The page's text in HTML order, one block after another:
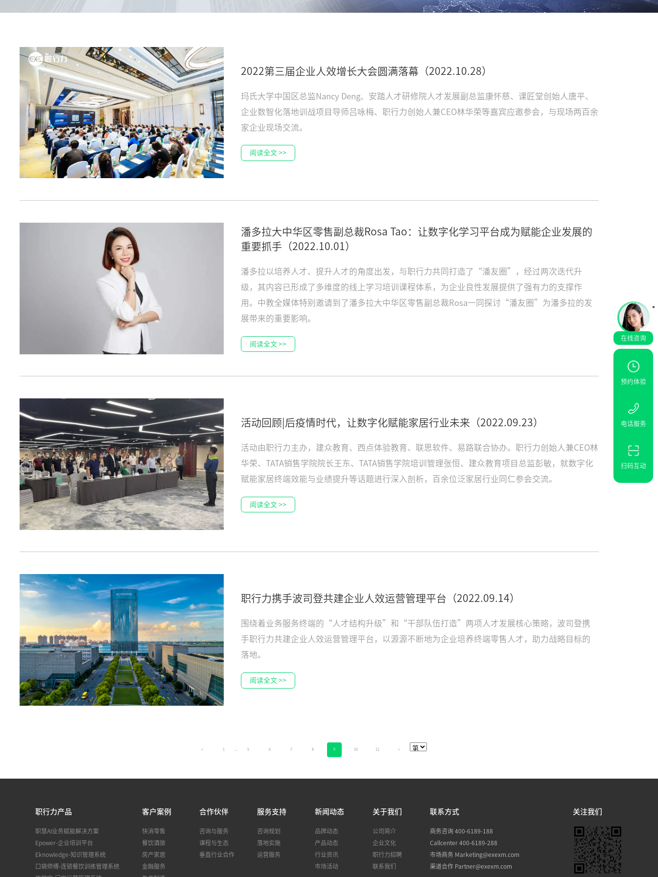
在线咨询
预约体验
电话服务
扫码互动
2022第三届企业人效增长大会圆满落幕 （2022.10.28）
玛氏大学中国区总监Nancy Deng、安踏人才研修院人才发展副总监康怀慈、课匠堂创始人唐平、
企业数智化落地训战项目导师吕咏梅、职行力创始人兼CEO林华荣等嘉宾应邀参会，与现场两百余
家企业现场交流。
阅读全文 >>
潘多拉大中华区零售副总裁Rosa Tao：让数字化学习平台成为赋能企业发展的
重要抓手 （2022.10.01）
潘多拉以培养人才、提升人才的角度出发，与职行力共同打造了“潘友圈”，经过两次迭代升
级，其内容已形成了多维度的线上学习培训课程体系，为企业良性发展提供了强有力的支撑作
用。中教全媒体特别邀请到了潘多拉大中华区零售副总裁Rosa一同探讨“潘友圈”为潘多拉的发
展带来的重要影响。
阅读全文 >>
活动回顾|后疫情时代，让数字化赋能家居行业未来 （2022.09.23）
活动由职行力主办，建众教育、西点体验教育、联思软件、易路联合协办。职行力创始人兼CEO林
华荣、TATA销售学院院长王东、TATA销售学院培训管理张恒、建众教育项目总监彭敏，就数字化
赋能家居终端效能与业绩提升等话题进行深入剖析，百余位泛家居行业同仁参会交流。
阅读全文 >>
职行力携手波司登共建企业人效运营管理平台 （2022.09.14）
围绕着业务服务终端的“人才结构升级”和“干部队伍打造”两项人才发展核心策略，波司登携
手职行力共建企业人效运营管理平台，以源源不断地为企业培养终端零售人才，助力战略目标的
落地。
阅读全文 >>
< 1 5 6 7 8 9 10 11 >
职行力产品
职慧AI业务赋能解决方案
Epower-企业培训平台
Eknowledge-知识管理系统
口袋师傅-连锁餐饮训练管理系统
客户案例
快消零售
餐饮酒旅
房产家居
金融服务
合作伙伴
咨询与服务
课程与生态
垂直行业合作
服务支持
咨询规划
落地实施
运营服务
新闻动态
品牌动态
产品动态
行业资讯
市场活动
关于我们
公司简介
企业文化
职行力招聘
联系我们
联系方式
商务咨询 400-6189-188
Callcenter 400-6189-288
市场商务 Marketing@exexm.com
渠道合作 Partner@exexm.com
关注我们